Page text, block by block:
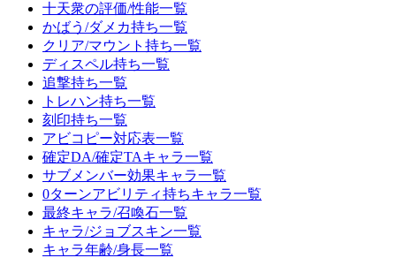
十天衆の評価/性能一覧
かばう/ダメカ持ち一覧
クリア/マウント持ち一覧
ディスペル持ち一覧
追撃持ち一覧
トレハン持ち一覧
刻印持ち一覧
アビコピー対応表一覧
確定DA/確定TAキャラ一覧
サブメンバー効果キャラ一覧
0ターンアビリティ持ちキャラ一覧
最終キャラ/召喚石一覧
キャラ/ジョブスキン一覧
キャラ年齢/身長一覧